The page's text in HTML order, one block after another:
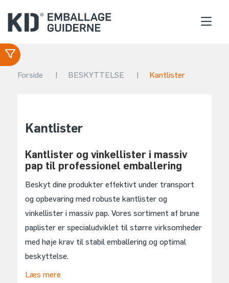
Forside | BESKYTTELSE | Kantlister
Kantlister
Kantlister og vinkellister i massiv
pap til professionel emballering
Beskyt dine produkter effektivt under transport
og opbevaring med robuste kantlister og
vinkellister i massiv pap. Vores sortiment af brune
paplister er specialudviklet til større virksomheder
med høje krav til stabil emballering og optimal
beskyttelse.
Læs mere